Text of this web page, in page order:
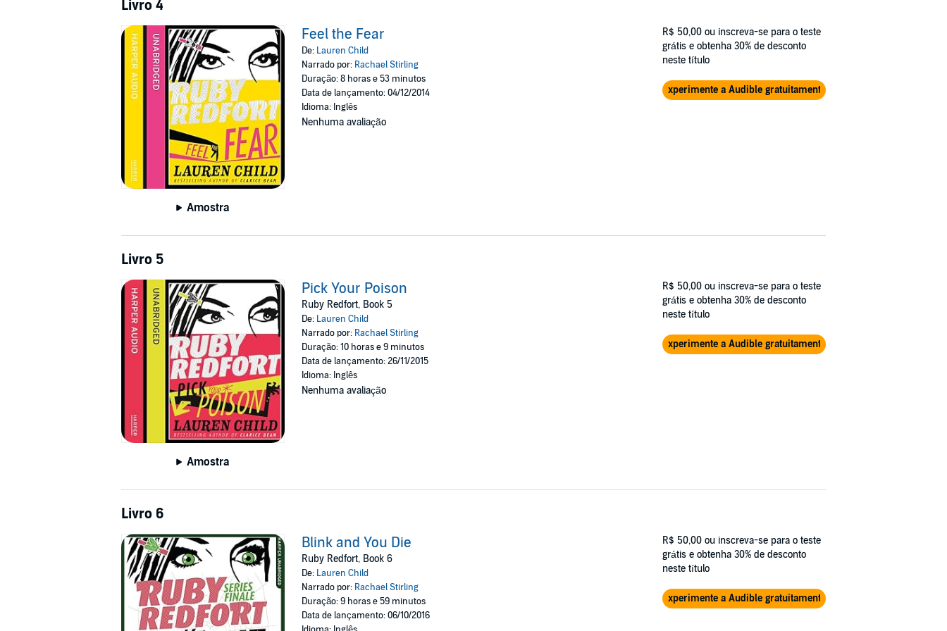
Livro 4
Amostra
Feel the Fear
De: Lauren Child
Narrado por: Rachael Stirling
Duração: 8 horas e 53 minutos
Data de lançamento: 04/12/2014
Idioma: Inglês
Nenhuma avaliação
R$ 50,00 ou inscreva-se para o teste
grátis e obtenha 30% de desconto
neste título
Experimente a Audible gratuitamente
Livro 5
Amostra
Pick Your Poison
Ruby Redfort, Book 5
De: Lauren Child
Narrado por: Rachael Stirling
Duração: 10 horas e 9 minutos
Data de lançamento: 26/11/2015
Idioma: Inglês
Nenhuma avaliação
R$ 50,00 ou inscreva-se para o teste
grátis e obtenha 30% de desconto
neste título
Experimente a Audible gratuitamente
Livro 6
Blink and You Die
Ruby Redfort, Book 6
De: Lauren Child
Narrado por: Rachael Stirling
Duração: 9 horas e 59 minutos
Data de lançamento: 06/10/2016
R$ 50,00 ou inscreva-se para o teste
grátis e obtenha 30% de desconto
neste título
Experimente a Audible gratuitamente